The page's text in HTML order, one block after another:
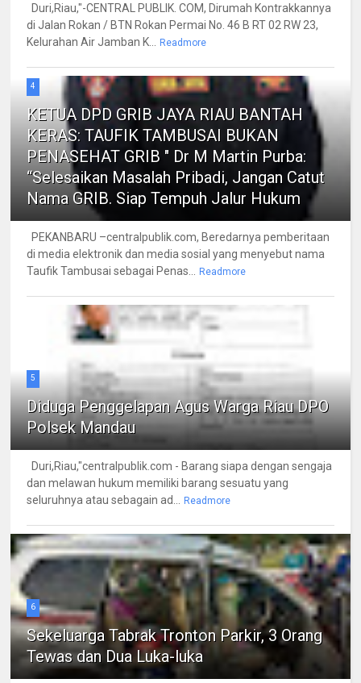
Duri,Riau,"-CENTRAL PUBLIK. COM, Dirumah Kontrakkannya
di Jalan Rokan / BTN Rokan Permai No. 46 B RT 02 RW 23,
Kelurahan Air Jamban K...
Readmore
4
KETUA DPD GRIB JAYA RIAU BANTAH
KERAS: TAUFIK TAMBUSAI BUKAN
PENASEHAT GRIB " Dr M Martin Purba:
“Selesaikan Masalah Pribadi, Jangan Catut
Nama GRIB. Siap Tempuh Jalur Hukum
PEKANBARU –centralpublik.com, Beredarnya pemberitaan
di media elektronik dan media sosial yang menyebut nama
Taufik Tambusai sebagai Penas...
Readmore
5
Diduga Penggelapan Agus Warga Riau DPO
Polsek Mandau
Duri,Riau,"centralpublik.com - Barang siapa dengan sengaja
dan melawan hukum memiliki barang sesuatu yang
seluruhnya atau sebagain ad...
Readmore
6
Sekeluarga Tabrak Tronton Parkir, 3 Orang
Tewas dan Dua Luka-luka